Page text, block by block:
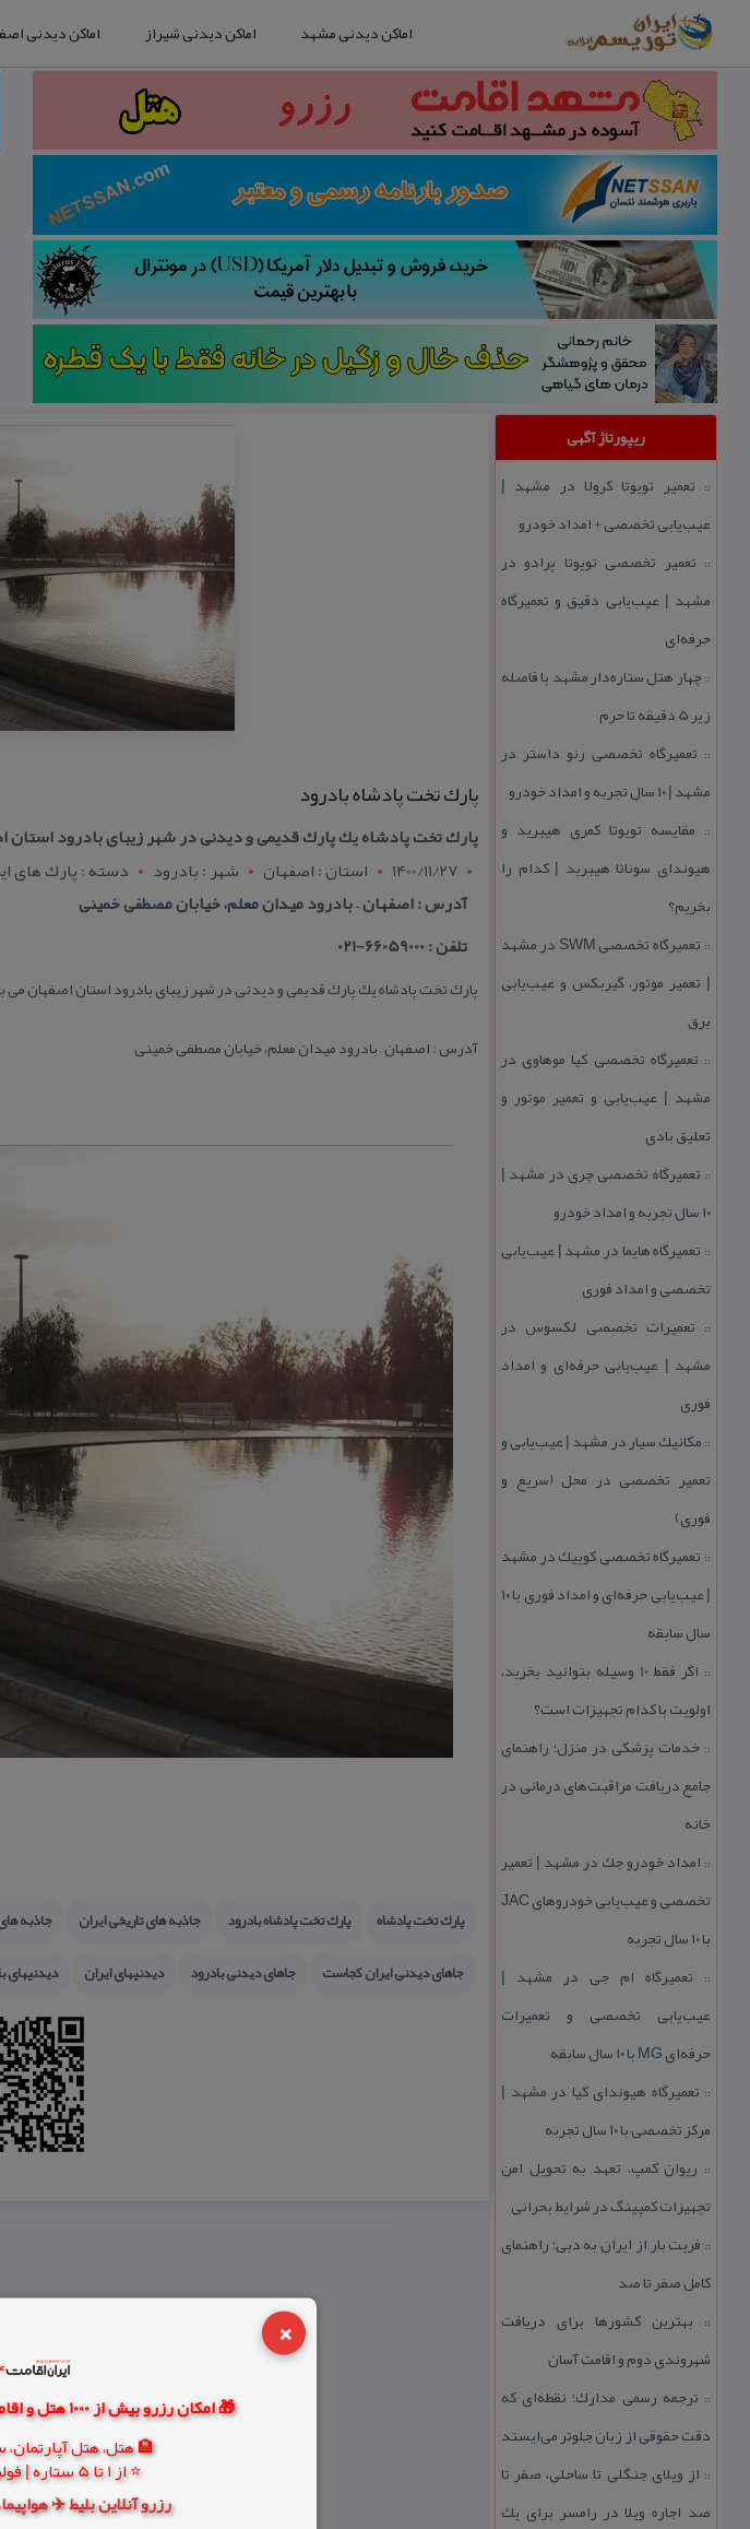
×
🎁 امکان رزرو بیش از 1000 هتل و اقامتگاه مشهد با 80% تخفیف واقعی
🏨 هتل، هتل
⭐ از 1 تا 5 ستاره | فولبرد | نزدیک حرم
رزرو آنلاین بلیط ✈️
اماکن دیدنی مشهد اماکن دیدنی شیراز اماکن دیدنی
ریپورتاژ آگهی
:: تعمیر تویوتا كرولا در مشهد |
عیب‌یابی تخصصی + امداد خودرو
:: تعمیر تخصصی تویوتا پرادو در
مشهد | عیب‌یابی دقیق و تعمیرگاه
حرفه‌ای
::چهار هتل‌ ستاره‌دار مشهد با فاصله
زیر 5 دقیقه تا حرم
:: تعمیرگاه تخصصی رنو داستر در
مشهد | ۱۰ سال تجربه و امداد خودرو
:: مقایسه تویوتا كمری هیبرید و
هیوندای سوناتا هیبرید | كدام را
بخریم؟
::
تعمیرگاه تخصصی SWM در مشهد
| تعمیر موتور، گیربكس و عیب‌یابی
برق
:: تعمیرگاه تخصصی كیا موهاوی در
مشهد | عیب‌یابی و تعمیر موتور و
تعلیق بادی
:: تعمیرگاه تخصصی چری در مشهد |
۱۰ سال تجربه و امداد خودرو
:: تعمیرگاه هایما در مشهد | عیب‌یابی
تخصصی و امداد فوری
:: تعمیرات تخصصی لكسوس در
مشهد | عیب‌یابی حرفه‌ای و امداد
فوری
:: مكانیك سیار در مشهد | عیب‌یابی و
تعمیر تخصصی در محل (سریع و
فوری)
:: تعمیرگاه تخصصی كوییك در مشهد
| عیب‌یابی حرفه‌ای و امداد فوری با ۱۰
سال سابقه
::
اگر فقط 10 وسیله بتوانید بخرید،
اولویت با كدام تجهیزات است؟
:: خدمات پزشكی در منزل؛ راهنمای
جامع دریافت مراقبت‌های درمانی در
خانه
:: امداد خودرو جك در مشهد | تعمیر
تخصصی و عیب‌یابی خودروهای JAC
با ۱۰ سال تجربه
:: تعمیرگاه ام جی در مشهد |
عیب‌یابی تخصصی و تعمیرات
حرفه‌ای MG با ۱۰ سال سابقه
:: تعمیرگاه هیوندای كیا در مشهد |
مركز تخصصی با ۱۰ سال تجربه
:: ریوان كمپ، تعهد به تحویل امن
تجهیزات كمپینگ در شرایط بحرانی
:: فریت بار از ایران به دبی؛ راهنمای
كامل صفر تا صد
:: بهترین كشورها برای دریافت
شهروندی دوم و اقامت آسان
:: ترجمه رسمی مدارك؛ نقطه‌ای كه
دقت حقوقی از زبان جلوتر می‌ایستد
:: از ویلای جنگلی تا ساحلی، صفر تا
صد اجاره ویلا در رامسر برای یك
پارك تخت پادشاه بادرود
پارك تخت پادشاه یك پارك قدیمی و دیدنی در شهر زیبای بادرود
1400/11/27
استان : اصفهان شهر : بادرود
دسته : پارك های
آدرس : اصفهان – بادرود میدان معلم، خیابان مصطفی خمینی
تلفن : 66059000-021
پارك تخت پادشاه یك پارك قدیمی و دیدنی در شهر زیبای بادرود استان اصفهان می
آدرس : اصفهان – بادرود میدان معلم، خیابان مصطفی خمینی
پارك تخت پادشاه پارك تخت پادشاه بادرود جاذبه های تاریخی ایران جاذبه
جاهای دیدنی ایران كجاست
جاهای دیدنی بادرود دیدنیهای ایران دیدنیهای